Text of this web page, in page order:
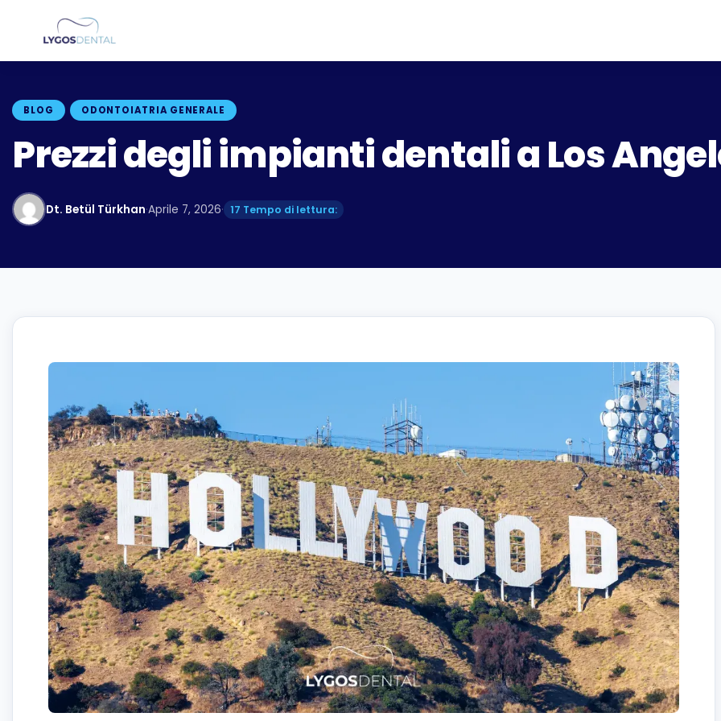
BLOG ODONTOIATRIA GENERALE
Prezzi degli impianti dentali a Los
Dt. Betül Türkhan·Aprile 7, 2026· 17 Tempo di lettura: